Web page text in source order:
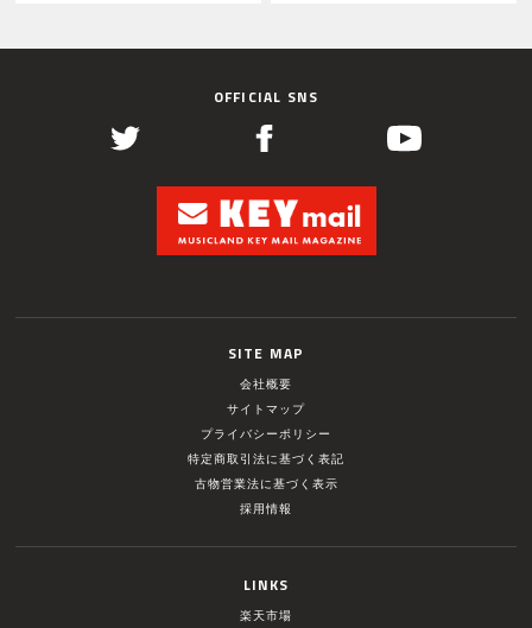
OFFICIAL SNS
SITE MAP
会社概要
サイトマップ
プライバシーポリシー
特定商取引法に基づく表記
古物営業法に基づく表示
採用情報
LINKS
楽天市場